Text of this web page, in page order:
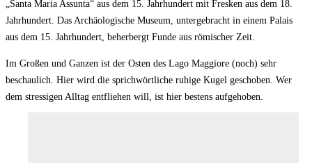
„Santa Maria Assunta“ aus dem 15. Jahrhundert mit Fresken aus dem 18.
Jahrhundert. Das Archäologische Museum, untergebracht in einem Palais
aus dem 15. Jahrhundert, beherbergt Funde aus römischer Zeit.
Im Großen und Ganzen ist der Osten des Lago Maggiore (noch) sehr
beschaulich. Hier wird die sprichwörtliche ruhige Kugel geschoben. Wer
dem stressigen Alltag entfliehen will, ist hier bestens aufgehoben.